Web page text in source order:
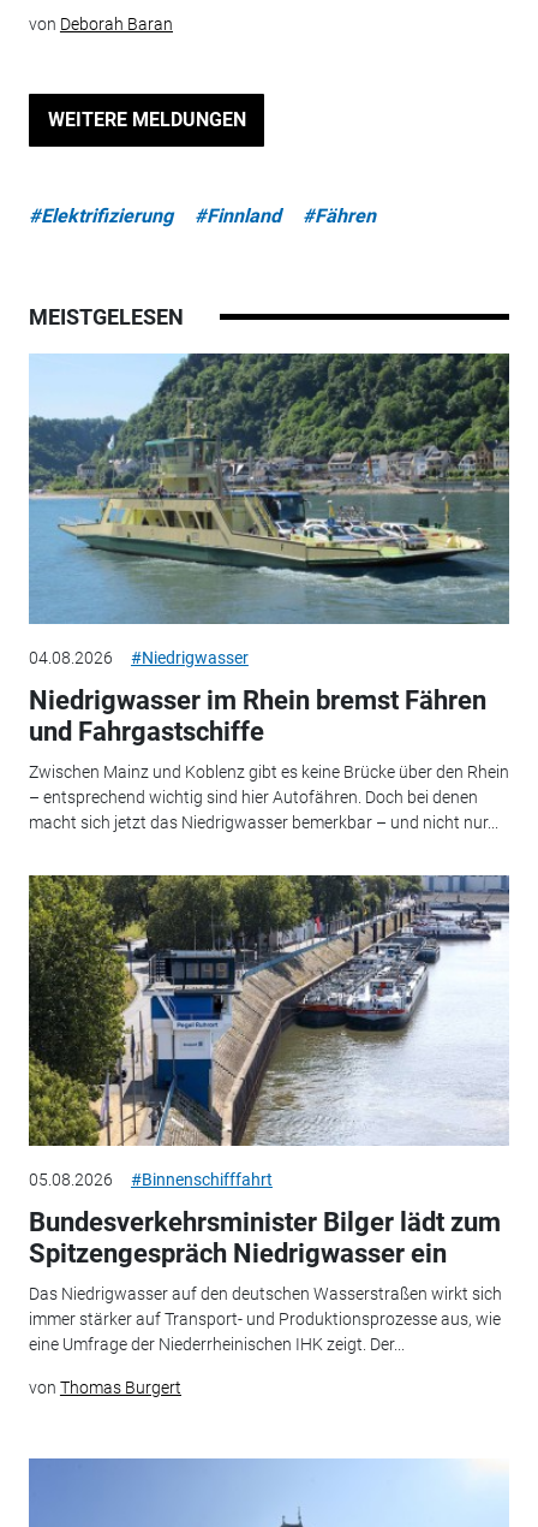
von Deborah Baran
WEITERE MELDUNGEN
#Elektrifizierung #Finnland #Fähren
MEISTGELESEN
04.08.2026 #Niedrigwasser
Niedrigwasser im Rhein bremst Fähren
und Fahrgastschiffe
Zwischen Mainz und Koblenz gibt es keine Brücke über den Rhein
– entsprechend wichtig sind hier Autofähren. Doch bei denen
macht sich jetzt das Niedrigwasser bemerkbar – und nicht nur...
05.08.2026 #Binnenschifffahrt
Bundesverkehrsminister Bilger lädt zum
Spitzengespräch Niedrigwasser ein
Das Niedrigwasser auf den deutschen Wasserstraßen wirkt sich
immer stärker auf Transport- und Produktionsprozesse aus, wie
eine Umfrage der Niederrheinischen IHK zeigt. Der...
von Thomas Burgert